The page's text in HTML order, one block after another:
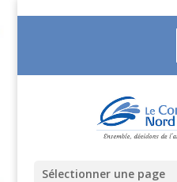
Sélectionner une page